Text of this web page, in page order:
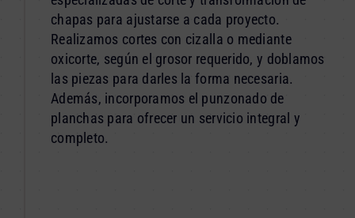
chapas para ajustarse a cada proyecto.
Realizamos cortes con cizalla o mediante
oxicorte, según el grosor requerido, y doblamos
las piezas para darles la forma necesaria.
Además, incorporamos el punzonado de
planchas para ofrecer un servicio integral y
completo.